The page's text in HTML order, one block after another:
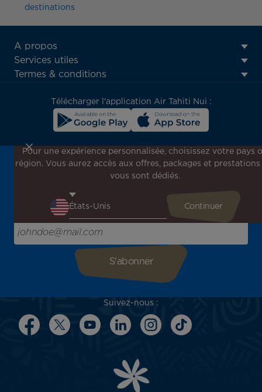
destinations
ATN:
Footer
menu
A propos
Services utiles
Termes & conditions
Télécharger l'application Air Tahiti Nui :
Inscrivez-vous à notre newsletter !
Recevez en avant-première toutes nos offres spéciales et
l'inspiration pour votre prochain voyage !
Saisissez votre adresse e-mail ici
Suivez-nous :
Pour une expérience personnalisée, choisissez votre pays
région. Vous aurez accès aux offres, packages et prestations
vous sont dédiés.